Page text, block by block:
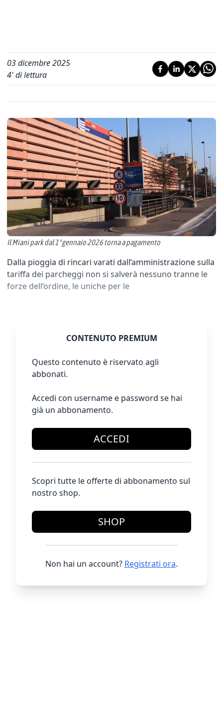
03 dicembre 2025
4' di lettura
Il Miani park dal 1° gennaio 2026 torna a pagamento
Dalla pioggia di rincari varati dall’amministrazione sulla
tariffa dei parcheggi non si salverà nessuno tranne le
forze dell’ordine, le uniche per le
CONTENUTO PREMIUM
Questo contenuto è riservato agli
abbonati.
Accedi con username e password se hai
già un abbonamento.
ACCEDI
Scopri tutte le offerte di abbonamento sul
nostro shop.
SHOP
Non hai un account? Registrati ora.